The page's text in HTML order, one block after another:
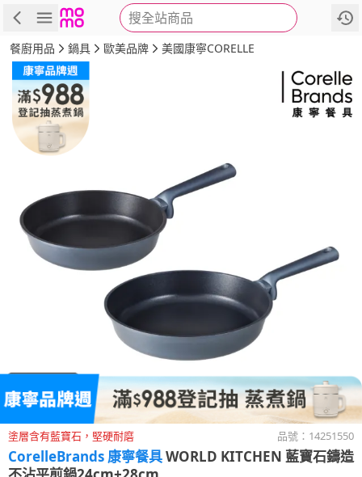
搜全站商品
商品 評價 詳情
餐廚用品 鍋具 歐美品牌 美國康寧CORELLE
塗層含有藍寶石，堅硬耐磨 品號： 14251550
CorelleBrands 康寧餐具WORLD KITCHEN 藍寶石鑄造